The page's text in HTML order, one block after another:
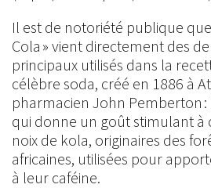
Il est de notoriété publique
Cola » vient directement des
principaux utilisés dans la
célèbre soda, créé en 1886 à
pharmacien John Pemberton :
qui donne un goût stimulant à
noix de kola, originaires des
africaines, utilisées pour
à leur caféine.